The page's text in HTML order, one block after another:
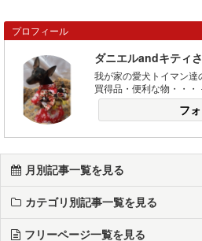
プロフィール
ダニエルandキティ
我が家の愛犬トイマン
買得品・便利な物・・・
フ
月別記事一覧を見る
カテゴリ別記事一覧を見る
フリーページ一覧を見る